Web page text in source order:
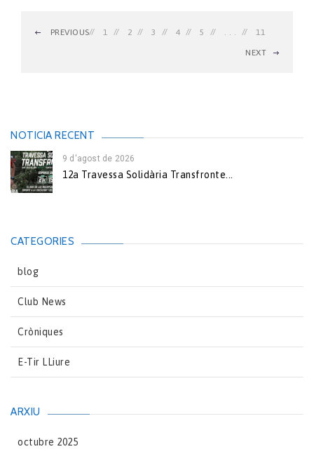
PREVIOUS 1 2 3 4 5 . . . 11
NEXT
NOTICIA RECENT
9 d'agost de 2026
12a Travessa Solidària Transfronte...
CATEGORIES
blog
Club News
Cròniques
E-Tir LLiure
ARXIU
octubre 2025